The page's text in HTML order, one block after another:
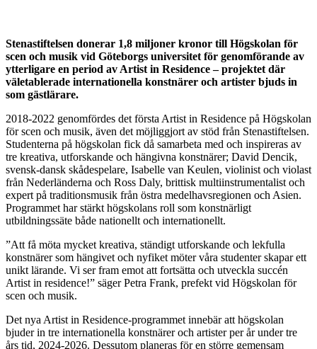
Stenastiftelsen donerar 1,8 miljoner kronor till Högskolan för
scen och musik vid Göteborgs universitet för genomförande av
ytterligare en period av Artist in Residence – projektet där
väletablerade internationella konstnärer och artister bjuds in
som gästlärare.
2018-2022 genomfördes det första Artist in Residence på Högskolan
för scen och musik, även det möjliggjort av stöd från Stenastiftelsen.
Studenterna på högskolan fick då samarbeta med och inspireras av
tre kreativa, utforskande och hängivna konstnärer; David Dencik,
svensk-dansk skådespelare, Isabelle van Keulen, violinist och violast
från Nederländerna och Ross Daly, brittisk multiinstrumentalist och
expert på traditionsmusik från östra medelhavsregionen och Asien.
Programmet har stärkt högskolans roll som konstnärligt
utbildningssäte både nationellt och internationellt.
”Att få möta mycket kreativa, ständigt utforskande och lekfulla
konstnärer som hängivet och nyfiket möter våra studenter skapar ett
unikt lärande. Vi ser fram emot att fortsätta och utveckla succén
Artist in residence!” säger Petra Frank, prefekt vid Högskolan för
scen och musik.
Det nya Artist in Residence-programmet innebär att högskolan
bjuder in tre internationella konstnärer och artister per år under tre
års tid, 2024-2026. Dessutom planeras för en större gemensam